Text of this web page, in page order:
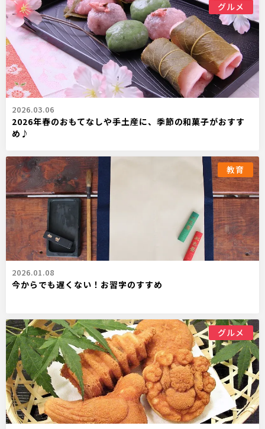
グルメ
2026.03.06
2026年春のおもてなしや手土産に、季節の和菓子がおすす
め♪
教育
2026.01.08
今からでも遅くない！お習字のすすめ
グルメ